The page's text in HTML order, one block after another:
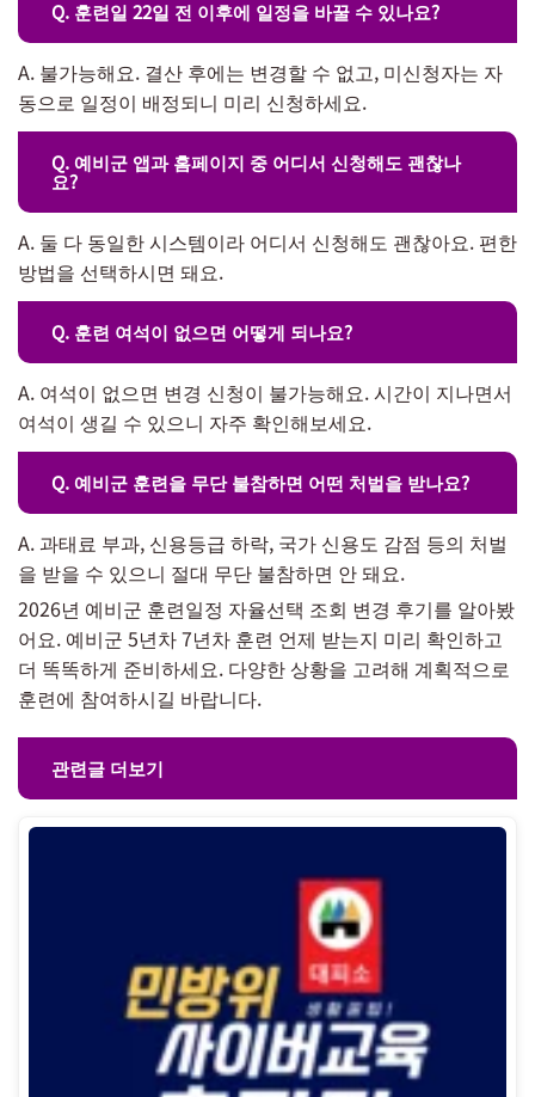
Q. 훈련일 22일 전 이후에 일정을 바꿀 수 있나요?
A. 불가능해요. 결산 후에는 변경할 수 없고, 미신청자는 자
동으로 일정이 배정되니 미리 신청하세요.
Q. 예비군 앱과 홈페이지 중 어디서 신청해도 괜찮나
요?
A. 둘 다 동일한 시스템이라 어디서 신청해도 괜찮아요. 편한
방법을 선택하시면 돼요.
Q. 훈련 여석이 없으면 어떻게 되나요?
A. 여석이 없으면 변경 신청이 불가능해요. 시간이 지나면서
여석이 생길 수 있으니 자주 확인해보세요.
Q. 예비군 훈련을 무단 불참하면 어떤 처벌을 받나요?
A. 과태료 부과, 신용등급 하락, 국가 신용도 감점 등의 처벌
을 받을 수 있으니 절대 무단 불참하면 안 돼요.
2026년 예비군 훈련일정 자율선택 조회 변경 후기를 알아봤
어요. 예비군 5년차 7년차 훈련 언제 받는지 미리 확인하고
더 똑똑하게 준비하세요. 다양한 상황을 고려해 계획적으로
훈련에 참여하시길 바랍니다.
관련글 더보기